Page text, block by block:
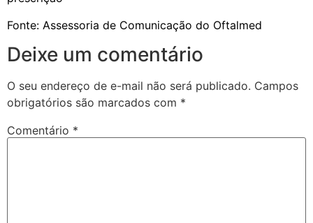
Fonte: Assessoria de Comunicação do Oftalmed
Deixe um comentário
O seu endereço de e-mail não será publicado. Campos
obrigatórios são marcados com *
Comentário *